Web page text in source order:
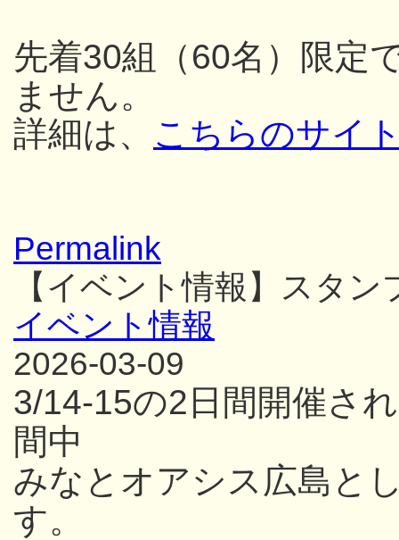
先着30組（60名）限定
ません。
詳細は、 こちらのサイ
Permalink
【イベント情報】スタ
イベント情報
2026-03-09
3/14-15の2日間開催さ
間中
みなとオアシス広島と
す。